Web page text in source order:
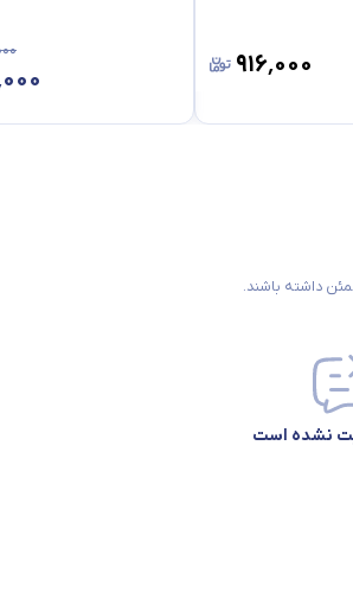
۹۱۶٬۰۰۰
داشته باشند.
نشده است